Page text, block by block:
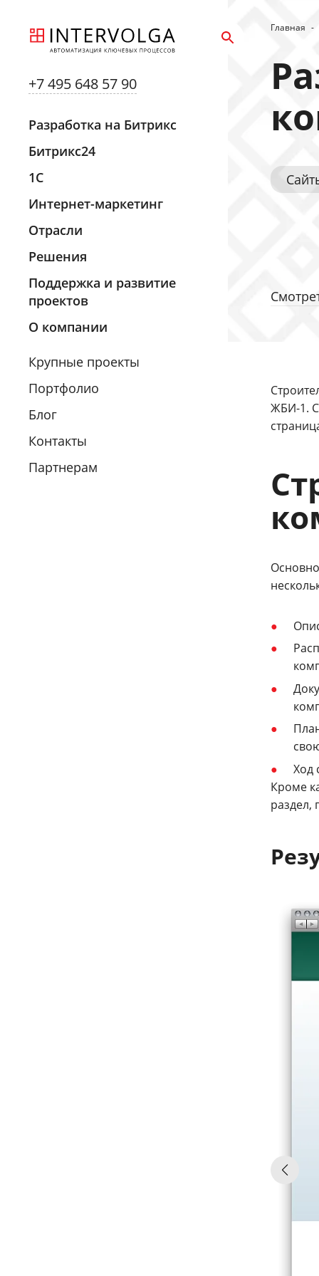
+7 495 648 57 90
Разработка на Битрикс
Битрикс24
1С
Интернет-маркетинг
Отрасли
Решения
Поддержка и развитие
проектов
О компании
Крупные проекты
Портфолио
Блог
Контакты
Партнерам
Главная -
ЖБИ-1.
Ход
Кроме
раздел,